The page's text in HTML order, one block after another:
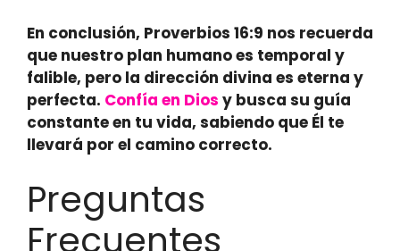
En conclusión, Proverbios 16:9 nos recuerda
que nuestro plan humano es temporal y
falible, pero la dirección divina es eterna y
perfecta. Confía en Dios y busca su guía
constante en tu vida, sabiendo que Él te
llevará por el camino correcto.
Preguntas
Frecuentes